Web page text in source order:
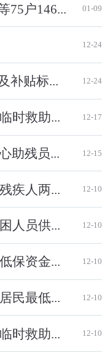
75户146... 01-09
12-24
补贴标... 12-24
时救助... 12-17
助残员... 12-15
疾人两... 12-10
人员供... 12-10
保资金... 12-10
民最低... 12-10
时救助... 12-10